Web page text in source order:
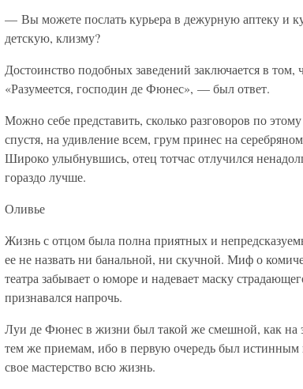
— Вы можете послать курьера в дежурную аптеку и
детскую, клизму?
Достоинство подобных заведений заключается в том,
«Разумеется, господин де Фюнес», — был ответ.
Можно себе представить, сколько разговоров по
спустя, на удивление всем, грум принес на
Широко улыбнувшись, отец тотчас отлучился
гораздо лучше.
Оливье
Жизнь с отцом была полна приятных и
ее не назвать ни банальной, ни скучной. Миф о
театра забывает о юморе и надевает маску
признавался напрочь.
Луи де Фюнес в жизни был такой же смешной, как на
тем же приемам, ибо в первую очередь был истинным
свое мастерство всю жизнь.